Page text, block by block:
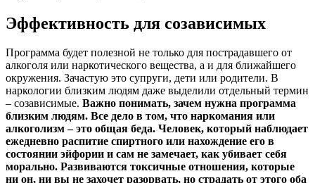
Эффективность для созависимых
Программа будет полезной не только для пострадавшего от
алкоголя или наркотического вещества, а и для ближайшего
окружения. Зачастую это супруги, дети или родители. В
наркологии близким людям даже выделили отдельный термин
– созависимые. Важно понимать, зачем нужна программа
близким людям. Все дело в том, что наркомания или
алкоголизм – это общая беда. Человек, который наблюдает
ежедневно распитие спиртного или нахождение его в
состоянии эйфории и сам не замечает, как убивает себя
морально. Развиваются токсичные отношения, которые
ни он, ни вы не захочет разорвать, но страдать от этого оба